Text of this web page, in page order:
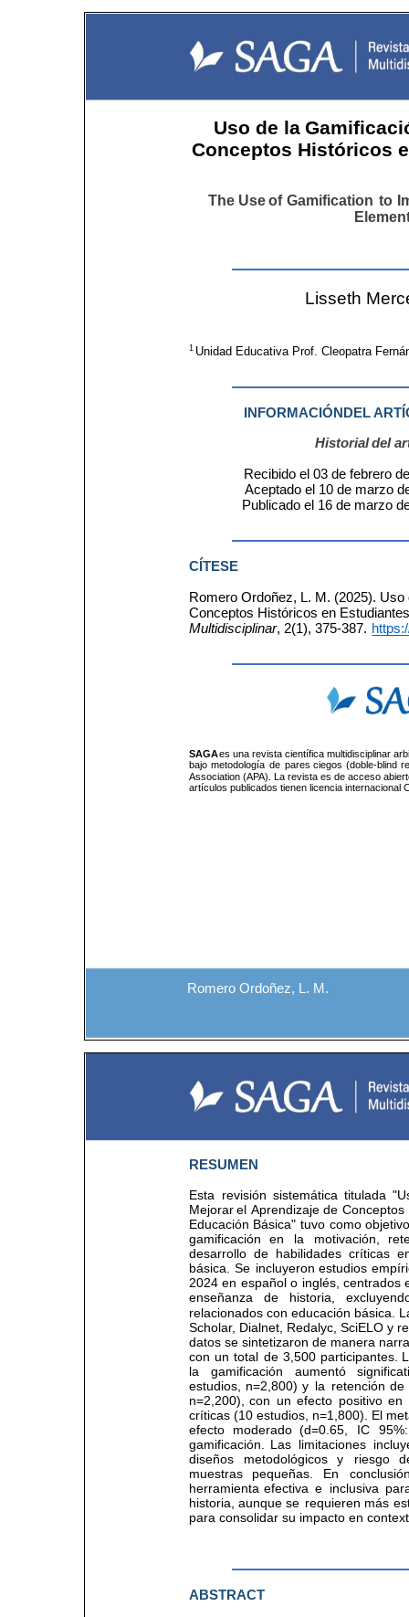
Romero Ordoñez, L. M.
Uso de la
Conceptos Históricos
The Use of Gamification to
Lisseth
1 Unidad Educativa Prof. Cleopatra
INFORMACIÓN DEL
Historial del
Recibido el 03 de febrero
Aceptado el 10 de marzo
Publicado el 16 de marzo
CÍTESE
Romero Ordoñez, L. M. (2025).
Conceptos Históricos en
Multidisciplinar, 2(1), 375-387.
SAGA es una revista científica multidisciplinar
bajo metodología de pares ciegos (doble-blind
Association (APA). La revista es de acceso
artículos publicados tienen licencia internacional
Esta revisión sistemática titulada
Mejorar el Aprendizaje de Conceptos
Educación Básica" tuvo como
gamificación
en la motivación,
desarrollo  de  habilidades  críticas
básica. Se incluyeron estudios
2024 en español o inglés, centrados
enseñanza   de   historia,
relacionados con educación básica.
Scholar, Dialnet, Redalyc, SciELO y
datos se sintetizaron de manera
con un total de 3,500 participantes.
la
gamificación aumentó
estudios,
n=2,800) y la retención de
n=2,200), con un efecto positivo en
críticas (10 estudios, n=1,800). El
efecto
moderado (d=0.65, IC
gamificación.
Las limitaciones
diseños
metodológicos y riesgo
muestras
pequeñas. En
herramienta efectiva e inclusiva
historia, aunque se requieren más
para consolidar su impacto en
RESUMEN
ABSTRACT